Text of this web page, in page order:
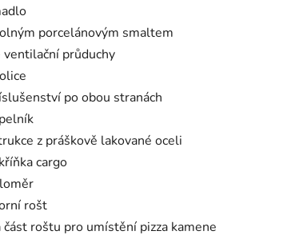
porcelánovým smaltem
průduchy
po obou stranách
z práškově lakované oceli
cargo
rošt
roštu pro umístění pizza kamene